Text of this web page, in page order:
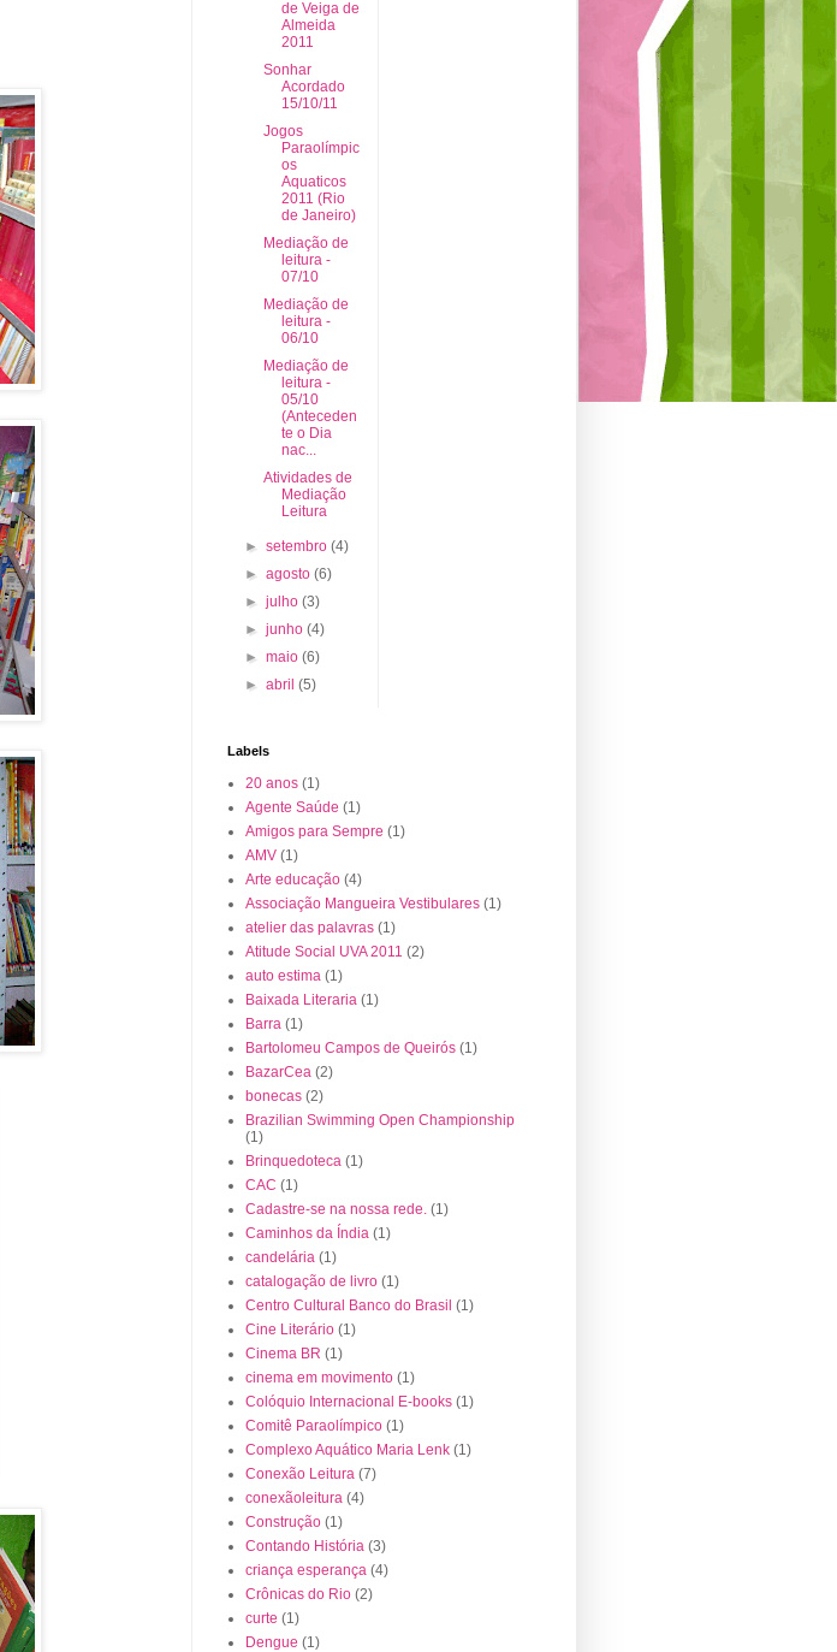
de Veiga de
Almeida
2011
Sonhar
Acordado
15/10/11
Jogos
Paraolímpic
os
Aquaticos
2011 (Rio
de Janeiro)
Mediação de
leitura -
07/10
Mediação de
leitura -
06/10
Mediação de
leitura -
05/10
(Anteceden
te o Dia
nac...
Atividades de
Mediação
Leitura
►setembro(4)
►agosto(6)
►julho(3)
►junho(4)
►maio(6)
►abril(5)
Labels
20 anos (1)
Agente Saúde (1)
Amigos para Sempre (1)
AMV (1)
Arte educação (4)
Associação Mangueira Vestibulares (1)
atelier das palavras (1)
Atitude Social UVA 2011 (2)
auto estima (1)
Baixada Literaria (1)
Barra (1)
Bartolomeu Campos de Queirós (1)
BazarCea (2)
bonecas (2)
Brazilian Swimming Open Championship
(1)
Brinquedoteca (1)
CAC (1)
Cadastre-se na nossa rede. (1)
Caminhos da Índia (1)
candelária (1)
catalogação de livro (1)
Centro Cultural Banco do Brasil (1)
Cine Literário (1)
Cinema BR (1)
cinema em movimento (1)
Colóquio Internacional E-books (1)
Comitê Paraolímpico (1)
Complexo Aquático Maria Lenk (1)
Conexão Leitura (7)
conexãoleitura (4)
Construção (1)
Contando História (3)
criança esperança (4)
Crônicas do Rio (2)
curte (1)
Dengue (1)